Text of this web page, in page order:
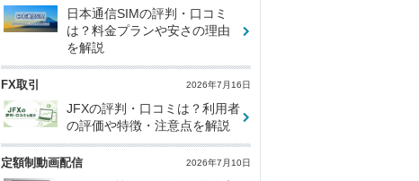
日本通信SIMの評判・口コミ
は？料金プランや安さの理由
を解説
FX取引 2026年7月16日
JFXの評判・口コミは？利用者
の評価や特徴・注意点を解説
定額制動画配信 2026年7月10日